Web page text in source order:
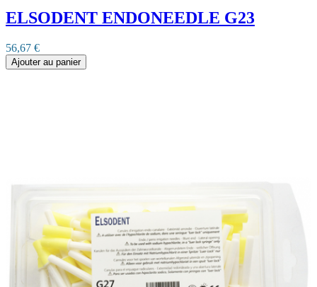
ELSODENT ENDONEEDLE G23
56,67 €
Ajouter au panier